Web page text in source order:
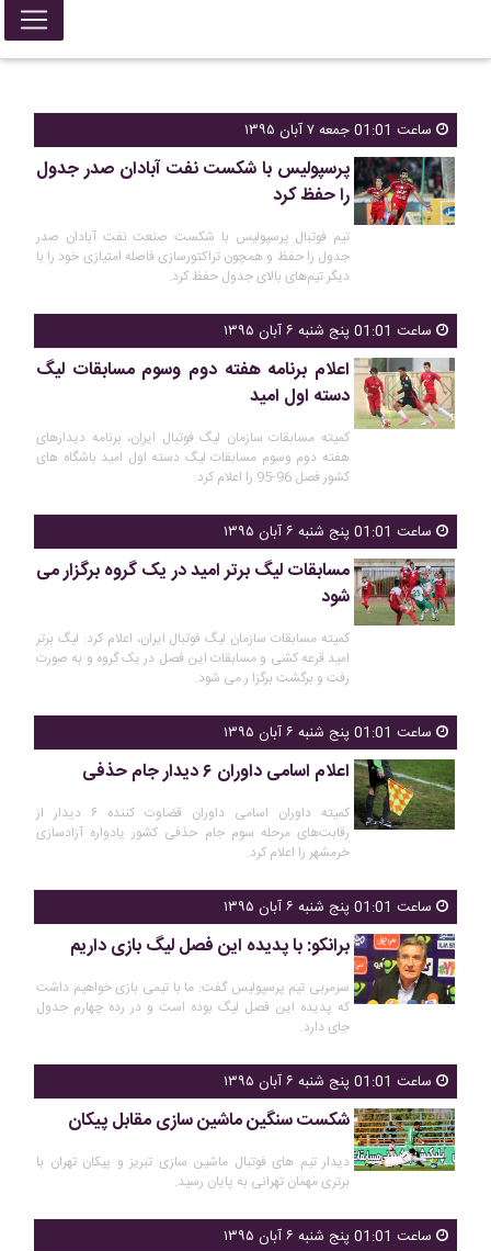
ساعت 01:01 جمعه ۷ آبان ۱۳۹۵
پرسپولیس با شکست نفت آبادان صدر جدول
را حفظ کرد
تیم‌ فوتبال پرسپولیس با شکست صنعت نفت آبادان صدر
جدول را حفظ و همچون تراکتورسازی فاصله امتیازی خود را با
دیگر تیم‌های بالای جدول حفظ کرد.
ساعت 01:01 پنج شنبه ۶ آبان ۱۳۹۵
اعلام برنامه هفته دوم وسوم مسابقات لیگ
دسته اول امید
کمیته مسابقات سازمان لیگ فوتبال ایران، برنامه دیدارهای
هفته دوم وسوم مسابقات لیگ دسته اول امید باشگاه های
کشور فصل 96-95 را اعلام کرد.
ساعت 01:01 پنج شنبه ۶ آبان ۱۳۹۵
مسابقات لیگ برتر امید در یک گروه برگزار می
شود
کمیته مسابقات سازمان لیگ فوتبال ایران، اعلام کرد: لیگ برتر
امید قرعه کشی و مسابقات این فصل در یک گروه و به صورت
رفت و برگشت برگزا ر می شود.
ساعت 01:01 پنج شنبه ۶ آبان ۱۳۹۵
اعلام اسامی داوران ۶ دیدار جام حذفی
کمیته داوران اسامی داوران قضاوت کننده ۶ دیدار از
رقابت‌های مرحله سوم جام حذفی کشور یادواره آزادسازی
خرمشهر را اعلام کرد.
ساعت 01:01 پنج شنبه ۶ آبان ۱۳۹۵
برانکو: با پدیده این فصل لیگ بازی داریم
سرمربی تیم پرسپولیس گفت: ما با تیمی بازی خواهیم داشت
که پدیده این فصل لیگ بوده است و در رده چهارم جدول
جای دارد.
ساعت 01:01 پنج شنبه ۶ آبان ۱۳۹۵
شکست سنگین ماشین سازی مقابل پیکان
دیدار تیم های فوتبال ماشین سازی تبریز و پیکان تهران با
برتری مهمان تهرانی به پایان رسید.
ساعت 01:01 پنج شنبه ۶ آبان ۱۳۹۵